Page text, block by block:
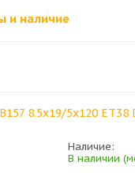
и наличие
8.5x19/5x120 ET38
Наличие:
В наличии